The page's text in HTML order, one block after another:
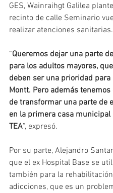
GES, Wainraihgt Galilea
recinto de calle Seminario
realizar atenciones sanitarias.
“Queremos dejar una parte
para los adultos mayores,
deben ser una prioridad para
Montt. Pero además tenemos
de transformar una parte de
en la primera casa municipal
TEA”, expresó.
Por su parte, Alejandro
que el ex Hospital Base se
también para la
adicciones, que es un